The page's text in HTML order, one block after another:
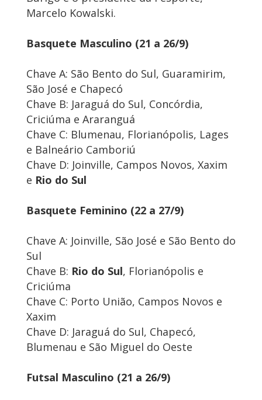
Marcelo Kowalski.
Basquete Masculino (21 a 26/9)
Chave A: São Bento do Sul, Guaramirim,
São José e Chapecó
Chave B: Jaraguá do Sul, Concórdia,
Criciúma e Araranguá
Chave C: Blumenau, Florianópolis, Lages
e Balneário Camboriú
Chave D: Joinville, Campos Novos, Xaxim
e Rio do Sul
Basquete Feminino (22 a 27/9)
Chave A: Joinville, São José e São Bento do
Sul
Chave B: Rio do Sul, Florianópolis e
Criciúma
Chave C: Porto União, Campos Novos e
Xaxim
Chave D: Jaraguá do Sul, Chapecó,
Blumenau e São Miguel do Oeste
Futsal Masculino (21 a 26/9)